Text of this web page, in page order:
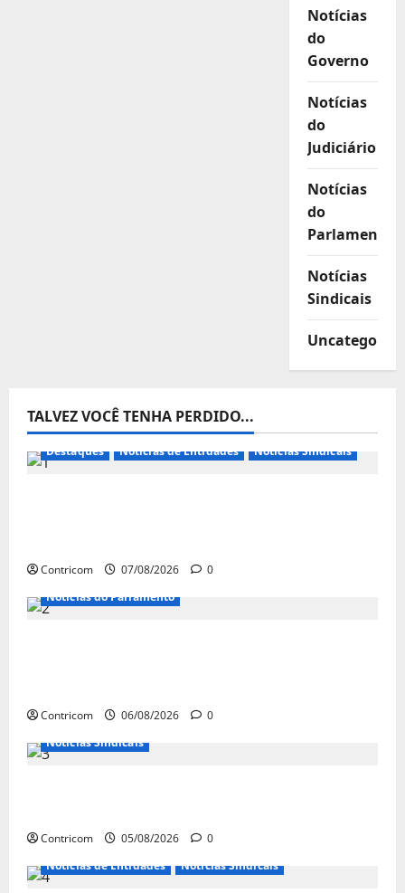
Notícias
do
Governo
Notícias
do
Judiciário
Notícias
do
Parlamento
Notícias
Sindicais
TALVEZ VOCÊ TENHA PERDIDO...
Destaques Notícias de Entidades Notícias Sindicais
Contricom 07/08/2026
0
Notícias do Parlamento
Contricom 06/08/2026
0
Notícias Sindicais
Contricom 05/08/2026
0
Notícias de Entidades
Notícias Sindicais